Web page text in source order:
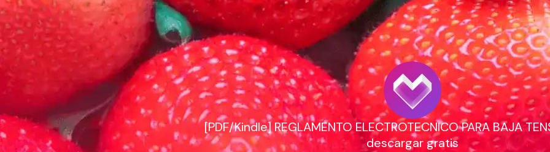
[PDF/Kindle] REGLAMENTO ELECTROTECNICO PARA BAJA
descargar gratis